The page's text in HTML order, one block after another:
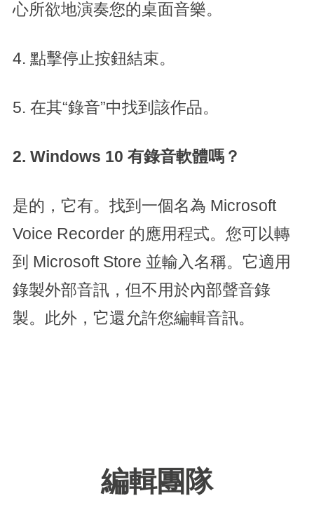
心所欲地演奏您的桌面音樂。
4. 點擊停止按鈕結束。
5. 在其“錄音”中找到該作品。
2. Windows 10 有錄音軟體嗎？
是的，它有。找到一個名為 Microsoft
Voice Recorder 的應用程式。您可以轉
到 Microsoft Store 並輸入名稱。它適用
錄製外部音訊，但不用於內部聲音錄
製。此外，它還允許您編輯音訊。
編輯團隊